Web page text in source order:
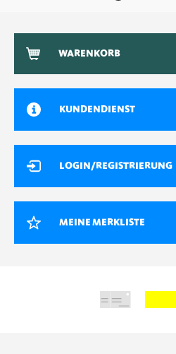
WARENKORB
KUNDENDIENST
LOGIN/REGISTRIERUNG
MEINE MERKLISTE